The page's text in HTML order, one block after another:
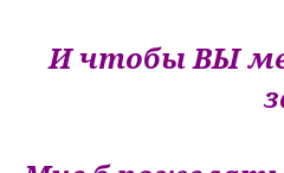
И чтобы ВЫ